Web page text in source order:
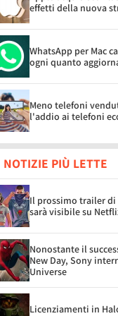
effetti della nuova
WhatsApp per Mac
ogni quanto
Meno telefoni
l'addio ai telefoni
NOTIZIE PIÙ LETTE
Il prossimo trailer di
sarà visibile su
Nonostante il
New Day, Sony
Universe
Licenziamenti in